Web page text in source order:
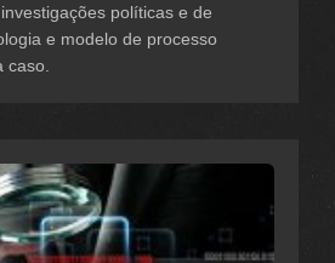
políticas e de
e modelo de processo
caso.